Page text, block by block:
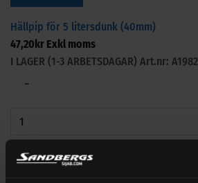
Hällpip för 5 litersdunk (40mm)
47,20kr Exkl moms
I LAGER (1-3 ARBETSDAGAR) Art.nr: A1982
−
+